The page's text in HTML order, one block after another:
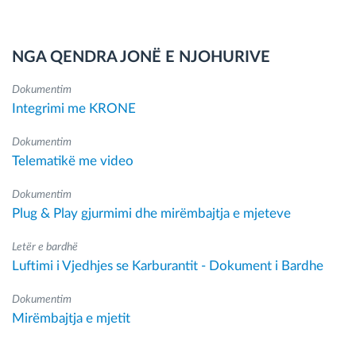
NGA QENDRA JONË E NJOHURIVE
Dokumentim
Integrimi me KRONE
Dokumentim
Telematikë me video
Dokumentim
Plug & Play gjurmimi dhe mirëmbajtja e mjeteve
Letër e bardhë
Luftimi i Vjedhjes se Karburantit - Dokument i Bardhe
Dokumentim
Mirëmbajtja e mjetit